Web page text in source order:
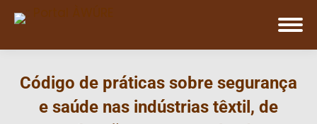
Código de práticas sobre segurança
e saúde nas indústrias têxtil, de